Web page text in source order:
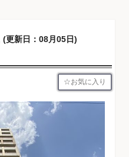
(更新日：08月05日)
お気に入り